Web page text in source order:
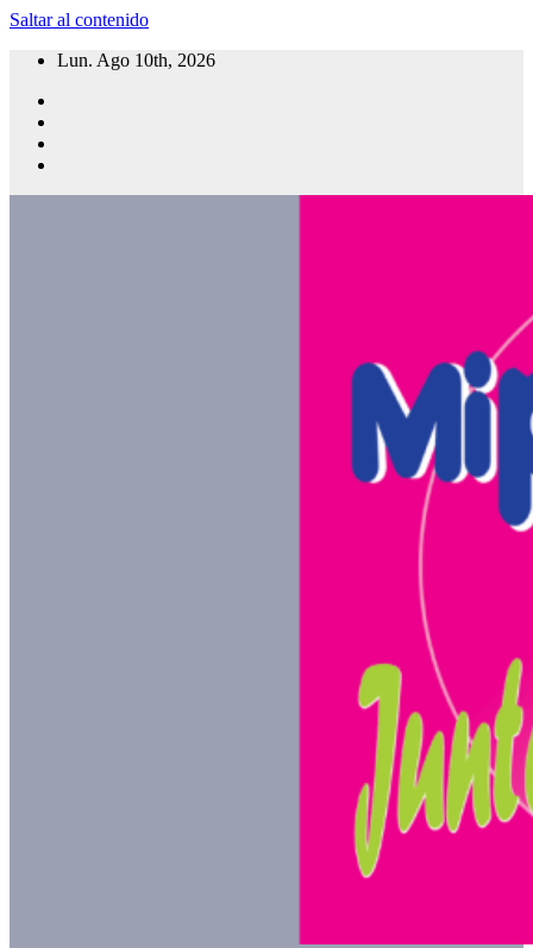
Saltar al contenido
Lun. Ago 10th, 2026